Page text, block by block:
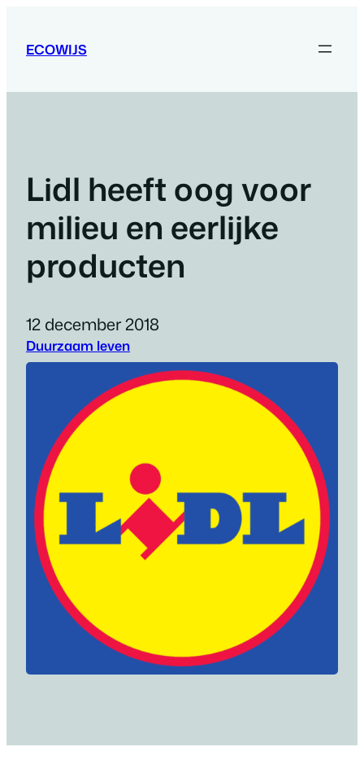
ECOWIJS
Lidl heeft oog voor
milieu en eerlijke
producten
12 december 2018
Duurzaam leven